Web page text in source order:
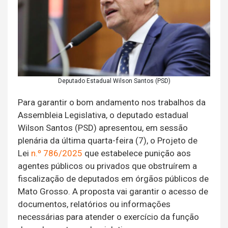
Deputado Estadual Wilson Santos (PSD)
Para garantir o bom andamento nos trabalhos da
Assembleia Legislativa, o deputado estadual
Wilson Santos (PSD) apresentou, em sessão
plenária da última quarta-feira (7), o Projeto de
Lei n.º 786/2025 que estabelece punição aos
agentes públicos ou privados que obstruírem a
fiscalização de deputados em órgãos públicos de
Mato Grosso. A proposta vai garantir o acesso de
documentos, relatórios ou informações
necessárias para atender o exercício da função